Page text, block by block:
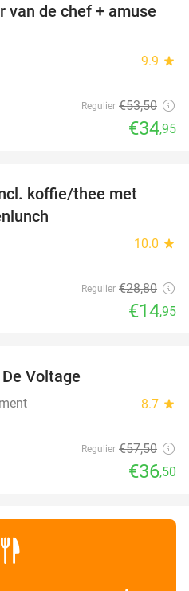
35%
van de chef + amuse
9.9 star
Regulier €53,50
€34,95
koffie/thee met
10.0 star
Regulier €28,80
€14,95
Voltage
8.7 star
Regulier €57,50
€36,50